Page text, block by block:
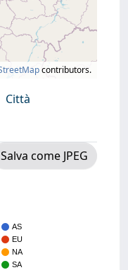
contributors.
Città
Salva come JPEG
AS
EU
NA
SA